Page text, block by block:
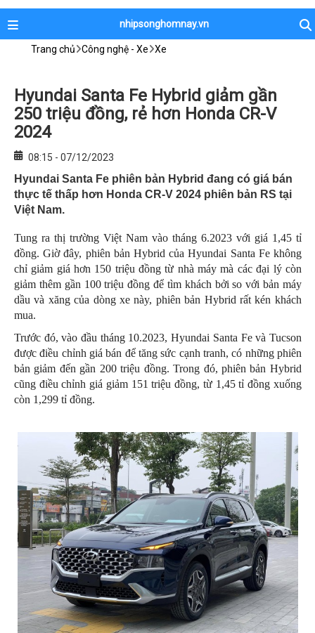
nhipsonghomnay.vn
Trang chủ Công nghệ - Xe Xe
Hyundai Santa Fe Hybrid giảm gần
250 triệu đồng, rẻ hơn Honda CR-V
2024
08:15 - 07/12/2023
Hyundai Santa Fe phiên bản Hybrid đang có giá bán
thực tế thấp hơn Honda CR-V 2024 phiên bản RS tại
Việt Nam.
Tung ra thị trường Việt Nam vào tháng 6.2023 với giá 1,45 tỉ
đồng. Giờ đây, phiên bản Hybrid của Hyundai Santa Fe không
chỉ giảm giá hơn 150 triệu đồng từ nhà máy mà các đại lý còn
giảm thêm gần 100 triệu đồng để tìm khách bởi so với bản máy
dầu và xăng của dòng xe này, phiên bản Hybrid rất kén khách
mua.
Trước đó, vào đầu tháng 10.2023, Hyundai Santa Fe và Tucson
được điều chỉnh giá bán để tăng sức cạnh tranh, có những phiên
bản giảm đến gần 200 triệu đồng. Trong đó, phiên bản Hybrid
cũng điều chỉnh giá giảm 151 triệu đồng, từ 1,45 tỉ đồng xuống
còn 1,299 tỉ đồng.